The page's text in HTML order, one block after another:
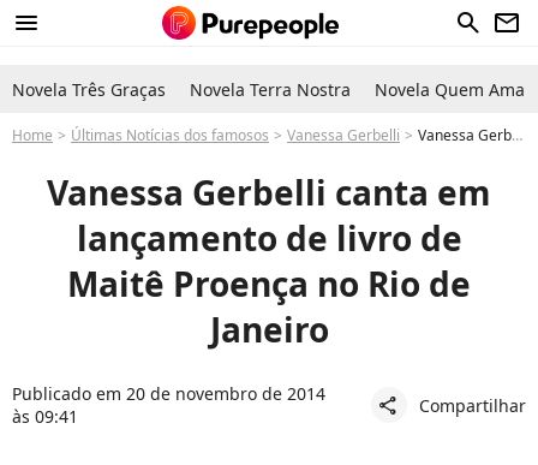
menu search newsletter
Novela Três Graças Novela Terra Nostra Novela Quem Ama
Home Últimas Notícias dos famosos Vanessa Gerbelli Vanessa Gerbelli canta em lançamento de livro de Maitê Proença no Rio de Janeiro
Vanessa Gerbelli canta em
lançamento de livro de
Maitê Proença no Rio de
Janeiro
Publicado em 20 de novembro de 2014
às 09:41
share Compartilhar